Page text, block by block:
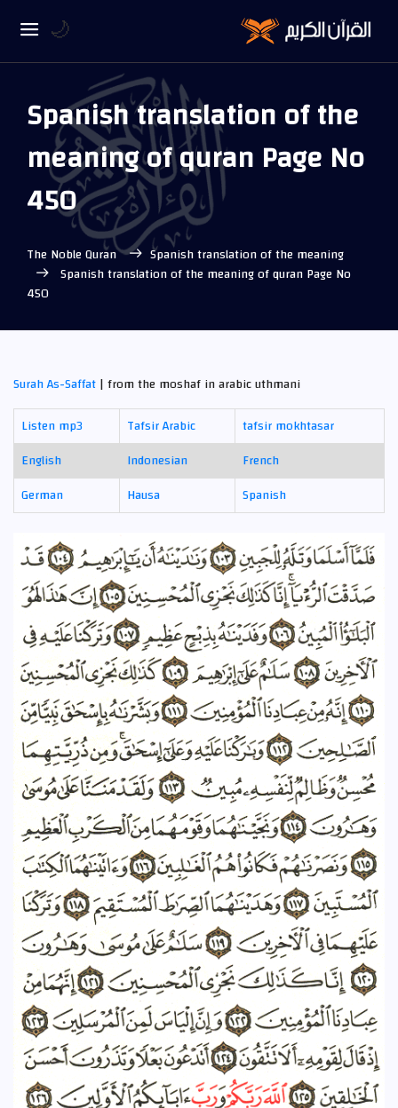
Spanish translation of the
meaning of quran Page No
450
The Noble Quran
Spanish translation of the meaning
Spanish translation of the meaning of quran Page No
450
Surah As-Saffat| from the moshaf in arabic uthmani
Listen mp3
Tafsir Arabic
tafsir mokhtasar
English
Indonesian
French
German
Hausa Spanish
🌙